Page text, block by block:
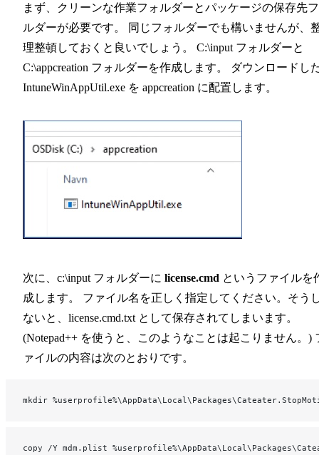
まず、クリーンな作業フォルダーとパッケージの保存先
ルダーが必要です。 同じフォルダーでも構いませんが、
理整頓しておくと良いでしょう。 C:\input フォルダーと
C:\appcreation フォルダーを作成します。 ダウンロードし
IntuneWinAppUtil.exe を appcreation に配置します。
次に、c:\input フォルダーに license.cmd というファイルを
成します。 ファイル名を正しく指定してください。そう
ないと、license.cmd.txt として保存されてしまいます。
(Notepad++ を使うと、このようなことは起こりません。)
ァイルの内容は次のとおりです。
mkdir
copy /Y mdm.plist